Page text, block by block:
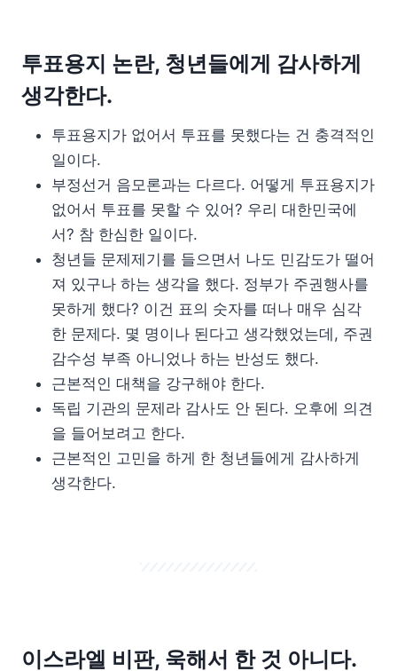
투표용지 논란, 청년들에게 감사하게
생각한다.
투표용지가 없어서 투표를 못했다는 건 충격적인
일이다.
부정선거 음모론과는 다르다. 어떻게 투표용지가
없어서 투표를 못할 수 있어? 우리 대한민국에
서? 참 한심한 일이다.
청년들 문제제기를 들으면서 나도 민감도가 떨어
져 있구나 하는 생각을 했다. 정부가 주권행사를
못하게 했다? 이건 표의 숫자를 떠나 매우 심각
한 문제다. 몇 명이나 된다고 생각했었는데, 주권
감수성 부족 아니었나 하는 반성도 했다.
근본적인 대책을 강구해야 한다.
독립 기관의 문제라 감사도 안 된다. 오후에 의견
을 들어보려고 한다.
근본적인 고민을 하게 한 청년들에게 감사하게
생각한다.
이스라엘 비판, 욱해서 한 것 아니다.